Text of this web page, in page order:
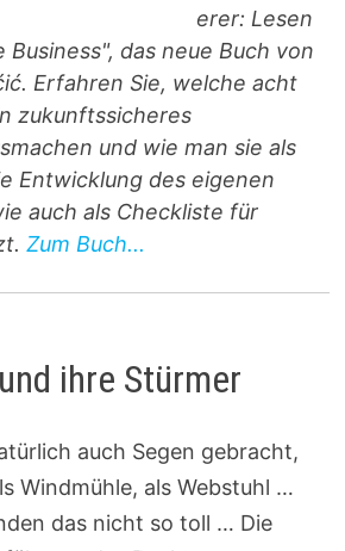
erer: Lesen
Business", das neue Buch von
Erfahren Sie, welche acht
zukunftssicheres
und wie man sie als
Entwicklung des eigenen
auch als Checkliste für
Zum Buch...
ihre Stürmer
auch Segen gebracht,
Windmühle, als Webstuhl …
das nicht so toll … Die